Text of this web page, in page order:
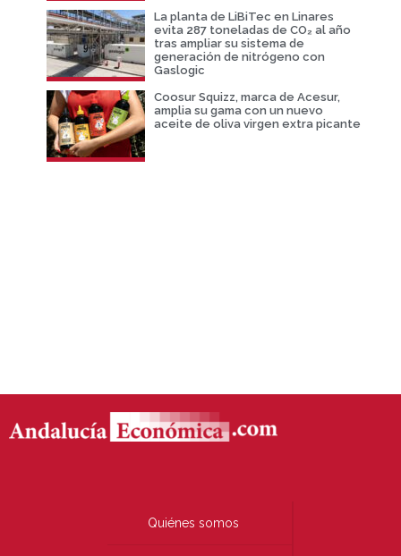
La planta de LiBiTec en Linares
evita 287 toneladas de CO₂ al año
tras ampliar su sistema de
generación de nitrógeno con
Gaslogic
Coosur Squizz, marca de Acesur,
amplia su gama con un nuevo
aceite de oliva virgen extra picante
Quiénes somos